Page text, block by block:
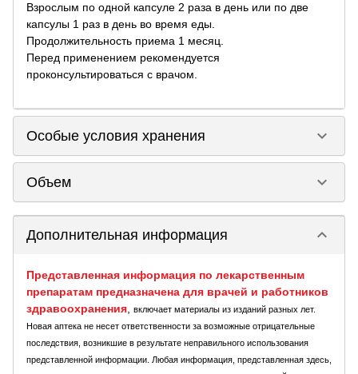
Взрослым по одной капсуле 2 раза в день или по две
капсулы 1 раз в день во время еды.
Продолжительность приема 1 месяц.
Перед применением рекомендуется
проконсультироваться с врачом.
Особые условия хранения keyboard_arrow_down
Объем keyboard_arrow_down
Дополнительная информация keyboard_arrow_down
Представленная информация по лекарственным
препаратам предназначена для врачей и работников
здравоохранения
включает материалы из изданий разных лет.
Новая аптека не несет ответственности за возможные отрицательные
последствия, возникшие в результате неправильного использования
представленной информации. Любая информация, представленная здесь,